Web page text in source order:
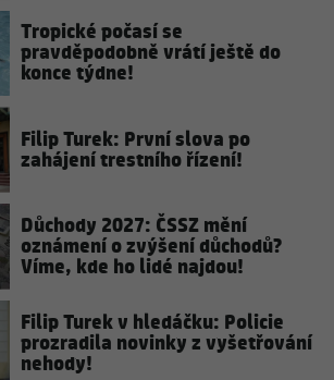
Tropické počasí se
pravděpodobně vrátí ještě do
konce týdne!
Filip Turek: První slova po
zahájení trestního řízení!
Důchody 2027: ČSSZ mění
oznámení o zvýšení důchodů?
Víme, kde ho lidé najdou!
Filip Turek v hledáčku: Policie
prozradila novinky z vyšetřování
nehody!